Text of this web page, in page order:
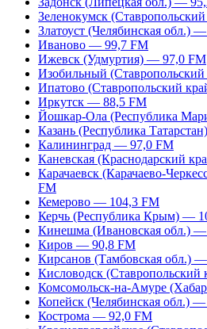
Зеленокумск
Златоуст (Челябинская обл.)
Иваново — 99,7 FM
Ижевск (Удмуртия) — 97,0 FM
Изобильный
Ипатово (Ставропольский
Иркутск — 88,5 FM
Йошкар-Ола (Республика
Казань (Республика
Калининград — 97,0 FM
Каневская (Краснодарский
Карачаевск (Карачаево-
FM
Кемерово — 104,3 FM
Керчь (Республика Крым) —
Кинешма (Ивановская обл.)
Киров — 90,8 FM
Кирсанов (Тамбовская обл.)
Кисловодск
Комсомольск-на-Амуре
Копейск (Челябинская обл.)
Кострома — 92,0 FM